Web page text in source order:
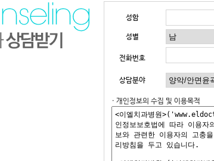
성함
성별
전화번호
상담분야
· 개인정보의 수집 및 이용목적